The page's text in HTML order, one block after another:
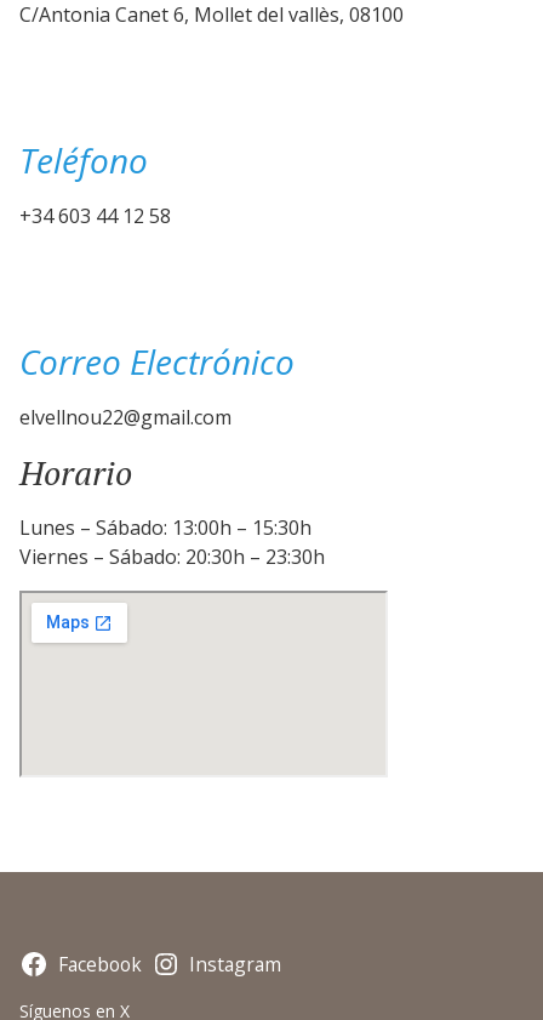
C/Antonia Canet 6, Mollet del vallès, 08100
Teléfono
+34 603 44 12 58
Correo Electrónico
elvellnou22@gmail.com
Horario
Lunes – Sábado: 13:00h – 15:30h
Viernes – Sábado: 20:30h – 23:30h
Facebook Instagram
Síguenos en X